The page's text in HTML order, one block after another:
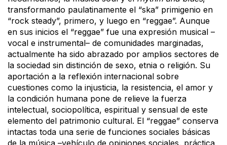
transformando paulatinamente el “ska” primigenio en
“rock steady”, primero, y luego en “reggae”. Aunque
en sus inicios el “reggae” fue una expresión musical –
vocal e instrumental– de comunidades marginadas,
actualmente ha sido abrazado por amplios sectores de
la sociedad sin distinción de sexo, etnia o religión. Su
aportación a la reflexión internacional sobre
cuestiones como la injusticia, la resistencia, el amor y
la condición humana pone de relieve la fuerza
intelectual, sociopolítica, espiritual y sensual de este
elemento del patrimonio cultural. El “reggae” conserva
intactas toda una serie de funciones sociales básicas
de la música –vehículo de opiniones sociales, práctica